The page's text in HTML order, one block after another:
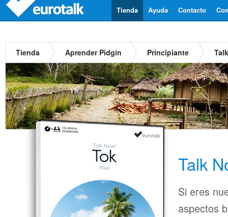
Contacto
Ayuda
Tienda
Tienda Aprender Pidgin Principiante
Talk
Si eres
aspectos